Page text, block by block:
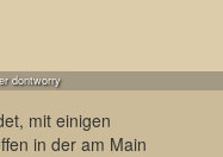
dontworry
mit einigen
in der am Main